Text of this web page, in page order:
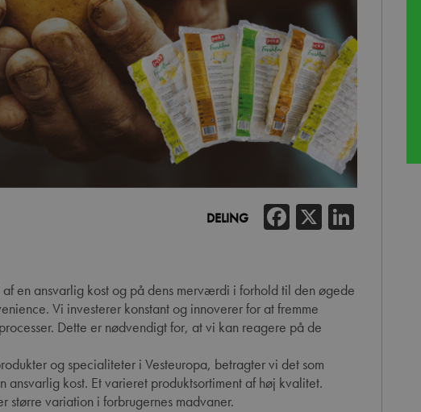
DELING Facebook
X LinkedIn
Vi investerer konstant og innoverer for at fremme
Dette er nødvendigt for, at vi kan reagere på de
og specialiteter i Vesteuropa, betragter vi det som
ansvarlig kost. Et varieret produktsortiment af høj kvalitet.
større variation i forbrugernes madvaner.